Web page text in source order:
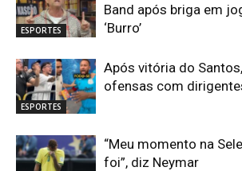
ESPORTES
Band após briga em
‘Burro’
ESPORTES
Após vitória do
ofensas com
“Meu momento na
foi”, diz Neymar